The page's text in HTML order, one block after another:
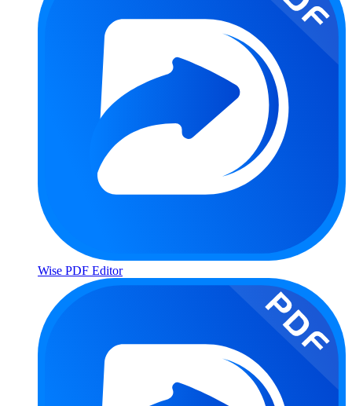
Wise PDF Editor